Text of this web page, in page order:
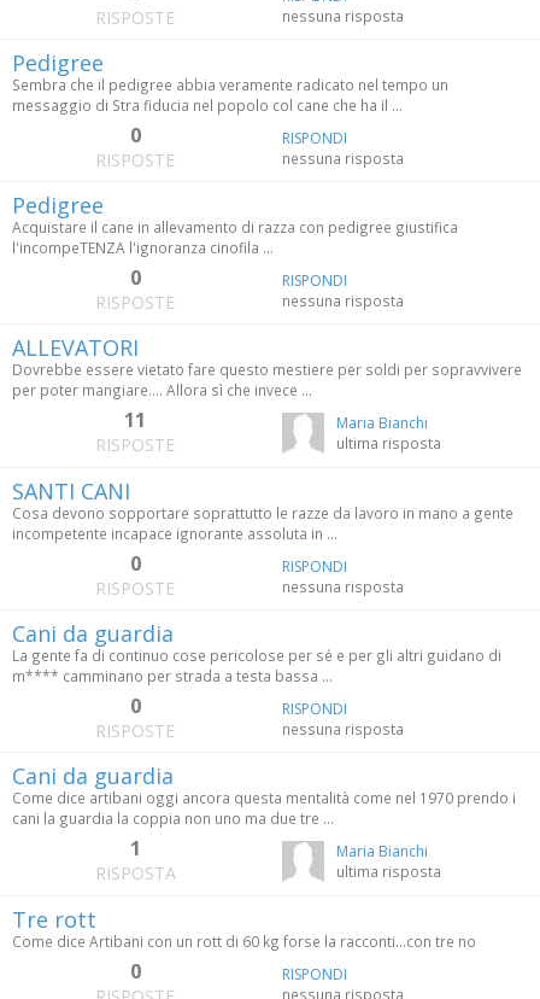
RISPOSTE nessuna risposta
Pedigree
Sembra che il pedigree abbia veramente radicato nel tempo un
messaggio di Stra fiducia nel popolo col cane che ha il ...
0
RISPOSTE
RISPONDI
nessuna risposta
Pedigree
Acquistare il cane in allevamento di razza con pedigree giustifica
l'incompeTENZA l'ignoranza cinofila ...
0
RISPOSTE
RISPONDI
nessuna risposta
ALLEVATORI
Dovrebbe essere vietato fare questo mestiere per soldi per sopravvivere
per poter mangiare.... Allora sì che invece ...
11
RISPOSTE
Maria Bianchi
ultima risposta
SANTI CANI
Cosa devono sopportare soprattutto le razze da lavoro in mano a gente
incompetente incapace ignorante assoluta in ...
0
RISPOSTE
RISPONDI
nessuna risposta
Cani da guardia
La gente fa di continuo cose pericolose per sé e per gli altri guidano di
m**** camminano per strada a testa bassa ...
0
RISPOSTE
RISPONDI
nessuna risposta
Cani da guardia
Come dice artibani oggi ancora questa mentalità come nel 1970 prendo i
cani la guardia la coppia non uno ma due tre ...
1
RISPOSTA
Maria Bianchi
ultima risposta
Tre rott
Come dice Artibani con un rott di 60 kg forse la racconti...con tre no
0 RISPONDI
nessuna risposta